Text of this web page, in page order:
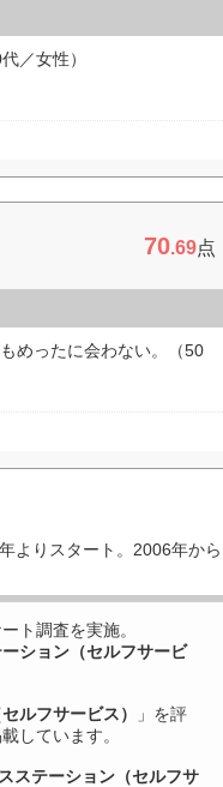
／女性）
70.69点
めったに会わない。（50
よりスタート。2006年から
ト調査を実施。
ション（セルフサービ
ルフサービス）
」を評
しています。
ステーション（セルフサ